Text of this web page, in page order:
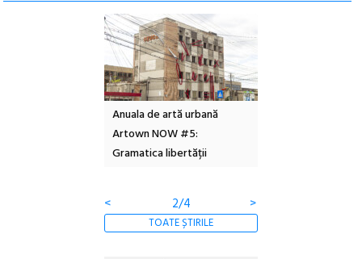
Anuala de artă urbană
Artown NOW #5:
Gramatica libertății
< 2/4 >
TOATE ȘTIRILE